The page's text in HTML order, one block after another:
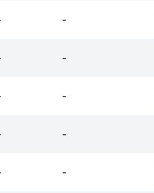
-
-
-
-
-